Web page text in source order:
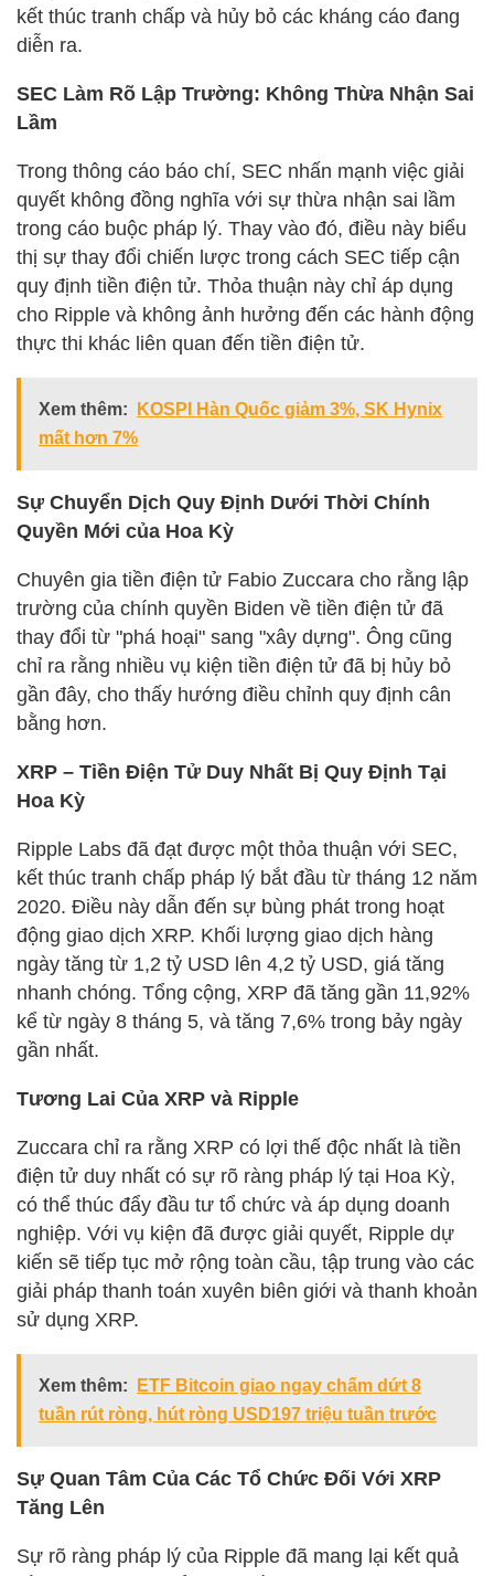
kết thúc tranh chấp và hủy bỏ các kháng cáo đang
diễn ra.
SEC Làm Rõ Lập Trường: Không Thừa Nhận Sai
Lầm
Trong thông cáo báo chí, SEC nhấn mạnh việc giải
quyết không đồng nghĩa với sự thừa nhận sai lầm
trong cáo buộc pháp lý. Thay vào đó, điều này biểu
thị sự thay đổi chiến lược trong cách SEC tiếp cận
quy định tiền điện tử. Thỏa thuận này chỉ áp dụng
cho Ripple và không ảnh hưởng đến các hành động
thực thi khác liên quan đến tiền điện tử.
Xem thêm:
KOSPI Hàn Quốc giảm 3%, SK Hynix
mất hơn 7%
Sự Chuyển Dịch Quy Định Dưới Thời Chính
Quyền Mới của Hoa Kỳ
Chuyên gia tiền điện tử Fabio Zuccara cho rằng lập
trường của chính quyền Biden về tiền điện tử đã
thay đổi từ "phá hoại" sang "xây dựng". Ông cũng
chỉ ra rằng nhiều vụ kiện tiền điện tử đã bị hủy bỏ
gần đây, cho thấy hướng điều chỉnh quy định cân
bằng hơn.
XRP – Tiền Điện Tử Duy Nhất Bị Quy Định Tại
Hoa Kỳ
Ripple Labs đã đạt được một thỏa thuận với SEC,
kết thúc tranh chấp pháp lý bắt đầu từ tháng 12 năm
2020. Điều này dẫn đến sự bùng phát trong hoạt
động giao dịch XRP. Khối lượng giao dịch hàng
ngày tăng từ 1,2 tỷ USD lên 4,2 tỷ USD, giá tăng
nhanh chóng. Tổng cộng, XRP đã tăng gần 11,92%
kể từ ngày 8 tháng 5, và tăng 7,6% trong bảy ngày
gần nhất.
Tương Lai Của XRP và Ripple
Zuccara chỉ ra rằng XRP có lợi thế độc nhất là tiền
điện tử duy nhất có sự rõ ràng pháp lý tại Hoa Kỳ,
có thể thúc đẩy đầu tư tổ chức và áp dụng doanh
nghiệp. Với vụ kiện đã được giải quyết, Ripple dự
kiến sẽ tiếp tục mở rộng toàn cầu, tập trung vào các
giải pháp thanh toán xuyên biên giới và thanh khoản
sử dụng XRP.
Xem thêm:
ETF Bitcoin giao ngay chấm dứt 8
tuần rút ròng, hút ròng USD197 triệu tuần trước
Sự Quan Tâm Của Các Tổ Chức Đối Với XRP
Tăng Lên
Sự rõ ràng pháp lý của Ripple đã mang lại kết quả